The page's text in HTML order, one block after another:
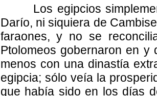
Los egipcios
Darío, ni siquiera de
faraones, y no se
Ptolomeos gobernaron en
menos con una dinastía
egipcia; sólo veía la
que había sido en los días